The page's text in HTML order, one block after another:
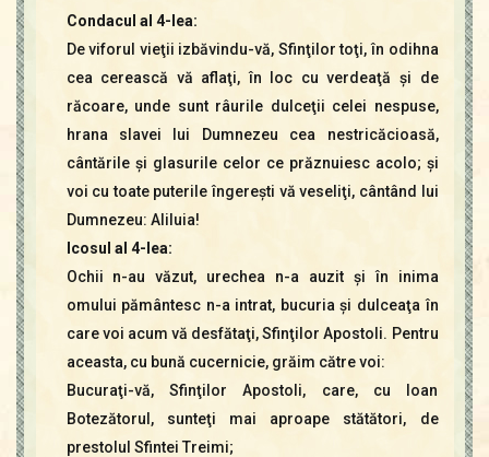
Condacul al 4-lea:
De viforul vieţii izbăvindu-vă, Sfinţilor toţi, în odihna
cea cerească vă aflaţi, în loc cu verdeaţă şi de
răcoare, unde sunt râurile dulceţii celei nespuse,
hrana slavei lui Dumnezeu cea nestricăcioasă,
cântările şi glasurile celor ce prăznuiesc acolo; şi
voi cu toate puterile îngereşti vă veseliţi, cântând lui
Dumnezeu: Aliluia!
Icosul al 4-lea:
Ochii n-au văzut, urechea n-a auzit şi în inima
omului pământesc n-a intrat, bucuria şi dulceaţa în
care voi acum vă desfătaţi, Sfinţilor Apostoli. Pentru
aceasta, cu bună cucernicie, grăim către voi:
Bucuraţi-vă, Sfinţilor Apostoli, care, cu Ioan
Botezătorul, sunteţi mai aproape stătători, de
prestolul Sfintei Treimi;